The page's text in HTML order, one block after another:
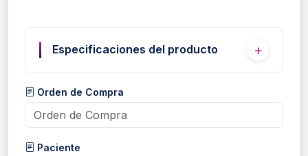
Especificaciones del producto
Orden de Compra
Paciente